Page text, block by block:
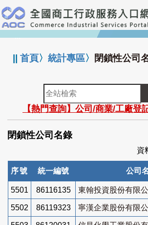
跳
到
主
要
:::
||首頁〉統計專區〉 閉鎖性公司
全
站
檢
索
【熱門查詢】公司/商業/工廠登
閉鎖性公司名錄
資
序號 統一編號 公司
5501 86116135 東翰投資股份有限
5502 86119323 寧漢企業股份有限